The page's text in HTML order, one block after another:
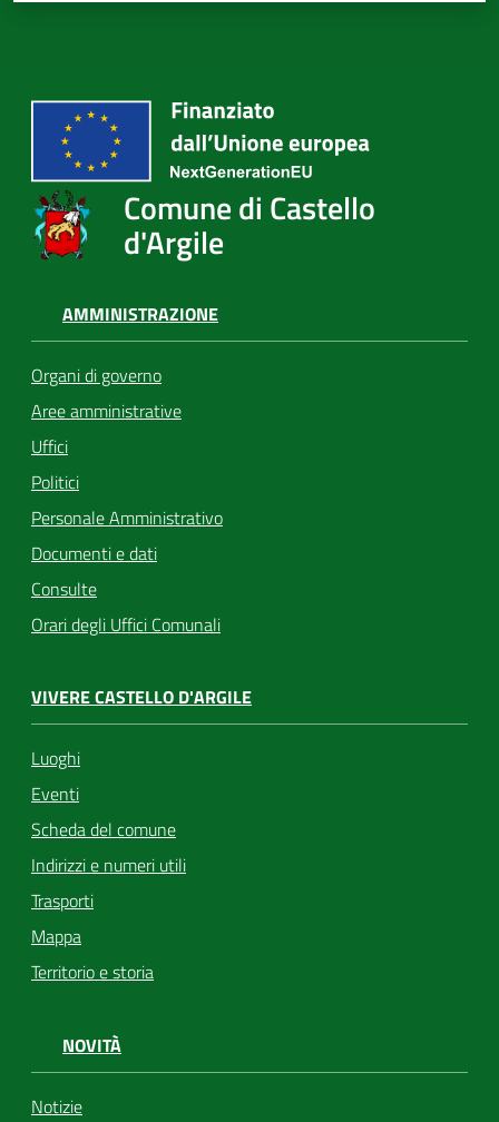
Comune di Castello
d'Argile
AMMINISTRAZIONE
Organi di governo
Aree amministrative
Uffici
Politici
Personale Amministrativo
Documenti e dati
Consulte
Orari degli Uffici Comunali
VIVERE CASTELLO D'ARGILE
Luoghi
Eventi
Scheda del comune
Indirizzi e numeri utili
Trasporti
Mappa
Territorio e storia
NOVITÀ
Notizie